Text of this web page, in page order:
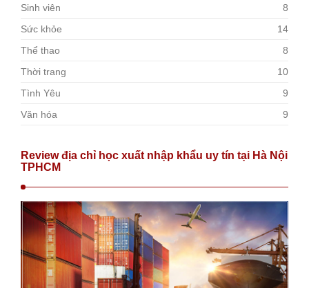
Sinh viên
8
Sức khỏe
14
Thể thao
8
Thời trang
10
Tình Yêu
9
Văn hóa
9
Review địa chỉ học xuất nhập khẩu uy tín tại Hà Nội
TPHCM